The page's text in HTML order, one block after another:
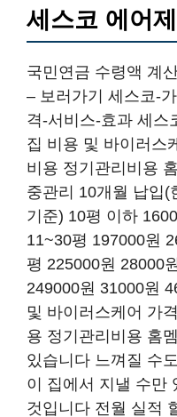
세스코 에어
국민연금 수령액 계
– 보러가기 세스코-
격-서비스-효과 세스
집 비용 및 바이러스
비용 정기관리비용
중관리 10개월 납입(
기준) 10평 이하
11~30평 197000원
평 225000원 28000
249000원 31000원
및 바이러스케어 가
용 정기관리비용 홈
있습니다 느껴질 수
이 집에서 지낼 수만
것입니다 전월 실적